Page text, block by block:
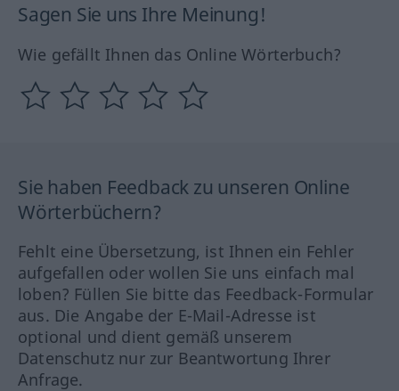
Sagen Sie uns Ihre Meinung!
Wie gefällt Ihnen das Online Wörterbuch?
Sie haben Feedback zu unseren Online
Wörterbüchern?
Fehlt eine Übersetzung, ist Ihnen ein Fehler
aufgefallen oder wollen Sie uns einfach mal
loben? Füllen Sie bitte das Feedback-Formular
aus. Die Angabe der E-Mail-Adresse ist
optional und dient gemäß unserem
Datenschutz nur zur Beantwortung Ihrer
Anfrage.